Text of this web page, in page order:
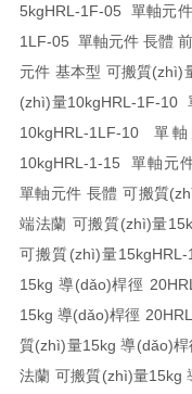
5kgHRL-1F-05 單軸元
1LF-05 單軸元件 長體
元件 基本型 可搬質(zhì)
(zhì)量10kgHRL-1F-10
10kgHRL-1LF-10 單
10kgHRL-1-15 單軸元
單軸元件 長體 可搬質
端法蘭 可搬質(zhì)量
可搬質(zhì)量15kg
15kg 導(dǎo)桿徑 20
15kg 導(dǎo)桿徑 20
質(zhì)量15kg 導(dǎo)
法蘭 可搬質(zhì)量15kg